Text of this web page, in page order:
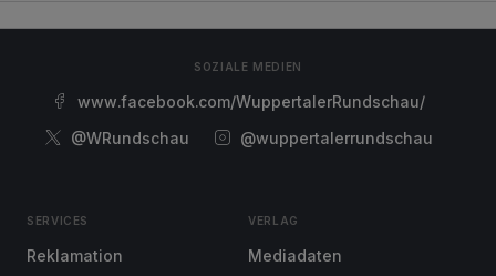
SOZIALE MEDIEN
www.facebook.com/WuppertalerRundschau/
@WRundschau
@wuppertalerrundschau
SERVICES
Reklamation
VERLAG
Mediadaten